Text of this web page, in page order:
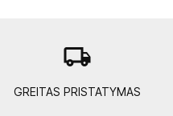
local_shipping
GREITAS PRISTATYMAS